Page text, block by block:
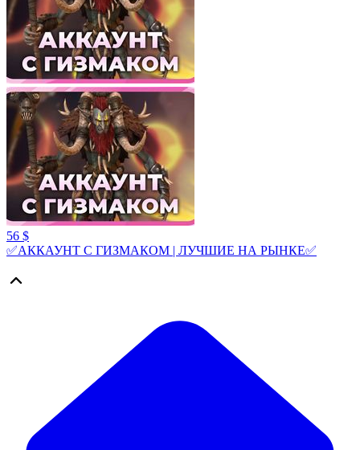
56 $
✅АККАУНТ С ГИЗМАКОМ | ЛУЧШИЕ НА РЫНКЕ✅